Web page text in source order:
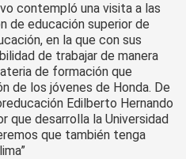
contempló una visita a las
de educación superior de
en la que con sus
de trabajar de manera
de formación que
de los jóvenes de Honda. De
Edilberto Hernando
que desarrolla la Universidad
que también tenga